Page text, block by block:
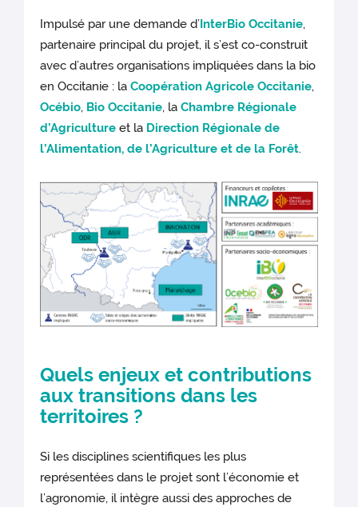
Impulsé par une demande d’InterBio Occitanie,
partenaire principal du projet, il s’est co-construit
avec d’autres organisations impliquées dans la bio
en Occitanie : laCoopération Agricole Occitanie,
Océbio, Bio Occitanie, laChambre Régionale
d’Agriculture et la Direction Régionale de
l’Alimentation, de l’Agriculture et de la Forêt.
Quels enjeux et contributions
aux transitions dans les
territoires ?
Si les disciplines scientifiques les plus
représentées dans le projet sont l’économie et
l’agronomie, il intègre aussi des approches de